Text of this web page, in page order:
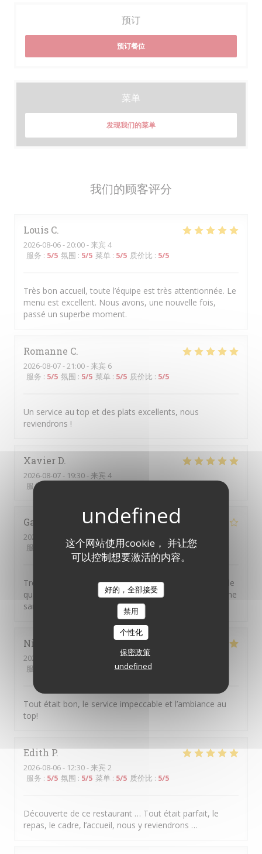
这个网站使用cookie， 并让您
可以控制想要激活的内容。
好的，全部接受
禁用
个性化
保密政策
undefined
我们的顾客评分
Louis C
2026-08-06- 20:00 - 来宾 4
服务 : 5/5 氛围 : 5/5 菜单 : 5/5 质价比 : 5/5
Très bon accueil, toute l’équipe est très attentionnée. Le
menu est excellent. Nous avons, une nouvelle fois,
passé un superbe moment.
Romanne C
2026-08-07- 21:00 - 来宾 6
服务 : 5/5 氛围 : 5/5 菜单 : 5/5 质价比 : 5/5
Un service au top et des plats excellents, nous
reviendrons !
XavierD
2026-08-07- 19:30 - 来宾 4
服务
Gaëtane
2026-08-07
- 12:30 - 来宾 1
服务
氛围: /5 菜单:3/5 质价比: 3 /5
Très déçue ....Le toast de la burrata avait "oublié" l'ail, le
quasi de veau était rose, à peine cuit, renvoyé en cuisine
sans excuses. Le Rivesaltes "esprit de Noël : excellent
Nicolas
2026-08-06
服务
4/5 质价比
Tout était bon, le service impeccable et l’ambiance au
top!
EdithP
2026-08-06- 12:30 - 来宾 2
服务 : 5/5 氛围 : 5/5 菜单 : 5/5 质价比 : 5/5
Découverte de ce restaurant … Tout était parfait, le
repas, le cadre, l’accueil, nous y reviendrons …
预订
预订餐位
菜单
发现我们的菜单